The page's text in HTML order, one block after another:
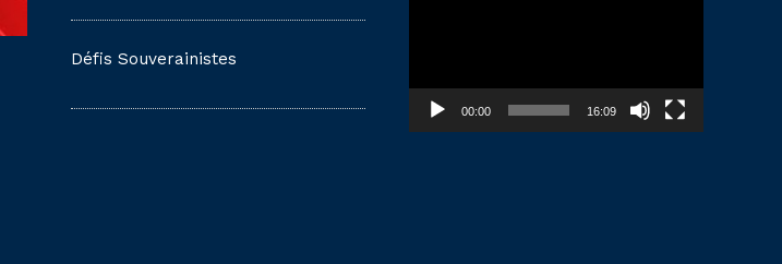
Défis Souverainistes
00:00 16:09